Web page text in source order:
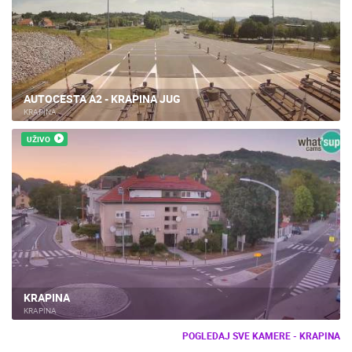
AUTOCESTA A2 - KRAPINA JUG
KRAPINA
UŽIVO
KRAPINA
KRAPINA
POGLEDAJ SVE KAMERE - KRAPINA